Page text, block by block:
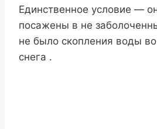
Единственное условие —
посажены в не
не было скопления воды
снега .